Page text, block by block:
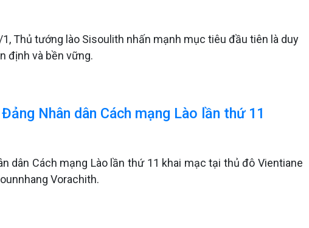
Thủ tướng lào Sisoulith nhấn mạnh mục tiêu đầu tiên là duy
định và bền vững.
Nhân dân Cách mạng Lào lần thứ 11
dân Cách mạng Lào lần thứ 11 khai mạc tại thủ đô Vientiane
Vorachith.